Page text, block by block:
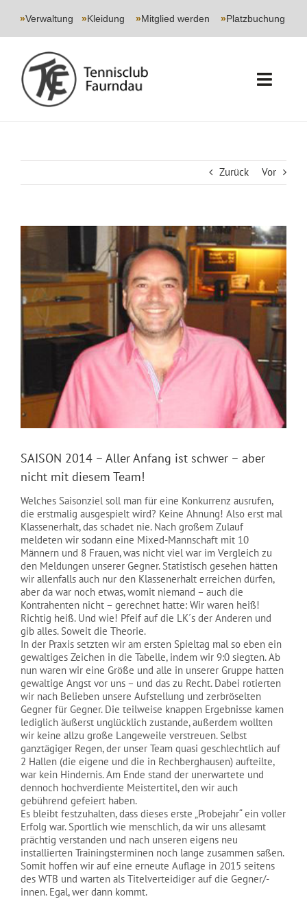
»Verwaltung »Kleidung »Mitglied werden »Platzbuchung
JUGEND
EVENTS
NEWS
Zurück Vor
Zeige
SAISON 2014 – Aller Anfang ist schwer – aber
nicht mit diesem Team!
Welches Saisonziel soll man für eine Konkurrenz ausrufen,
die erstmalig ausgespielt wird? Keine Ahnung! Also erst mal
Klassenerhalt, das schadet nie. Nach großem Zulauf
meldeten wir sodann eine Mixed-Mannschaft mit 10
Männern und 8 Frauen, was nicht viel war im Vergleich zu
den Meldungen unserer Gegner. Statistisch gesehen hätten
wir allenfalls auch nur den Klassenerhalt erreichen dürfen,
aber da war noch etwas, womit niemand – auch die
Kontrahenten nicht – gerechnet hatte: Wir waren heiß!
Richtig heiß. Und wie! Pfeif auf die LK´s der Anderen und
gib alles. Soweit die Theorie.
In der Praxis setzten wir am ersten Spieltag mal so eben ein
gewaltiges Zeichen in die Tabelle, indem wir 9:0 siegten. Ab
nun waren wir eine Größe und alle in unserer Gruppe hatten
gewaltige Angst vor uns – und das zu Recht. Dabei rotierten
wir nach Belieben unsere Aufstellung und zerbröselten
Gegner für Gegner. Die teilweise knappen Ergebnisse kamen
lediglich äußerst unglücklich zustande, außerdem wollten
wir keine allzu große Langeweile verstreuen. Selbst
ganztägiger Regen, der unser Team quasi geschlechtlich auf
2 Hallen (die eigene und die in Rechberghausen) aufteilte,
war kein Hindernis. Am Ende stand der unerwartete und
dennoch hochverdiente Meistertitel, den wir auch
gebührend gefeiert haben.
Es bleibt festzuhalten, dass dieses erste „Probejahr“ ein voller
Erfolg war. Sportlich wie menschlich, da wir uns allesamt
prächtig verstanden und nach unseren eigens neu
installierten Trainingsterminen noch lange zusammen saßen.
Somit hoffen wir auf eine erneute Auflage in 2015 seitens
des WTB und warten als Titelverteidiger auf die Gegner/-
innen. Egal, wer dann kommt.